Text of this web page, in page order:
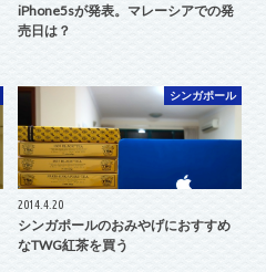
iPhone5sが発表。マレーシアでの発
売日は？
シンガポール
2014.4.20
シンガポールのおみやげにおすすめ
なTWG紅茶を買う